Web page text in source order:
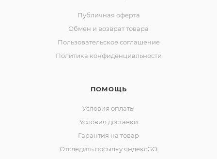
Публичная оферта
Обмен и возврат товара
Пользовательское соглашение
Политика конфиденциальности
ПОМОЩЬ
Условия оплаты
Условия доставки
Гарантия на товар
Отследить посылку яндексGO